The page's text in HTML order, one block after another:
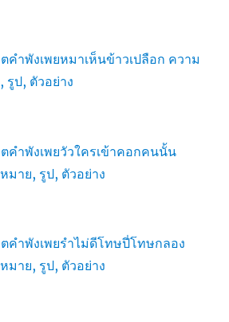
คำพังเพยหมาเห็นข้าวเปลือก ความ
รูป, ตัวอย่าง
คำพังเพยวัวใครเข้าคอกคนนั้น
มาย, รูป, ตัวอย่าง
คำพังเพยรำไม่ดีโทษปี่โทษกลอง
มาย, รูป, ตัวอย่าง